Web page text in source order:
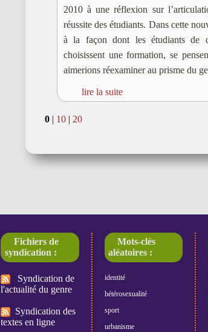
2010 à une réflexion sur
réussite des étudiants. Dans cette
à la façon dont les étudiants de
choisissent une formation, se
aimerions réexaminer au prisme du
lire la suite
0| 10| 20
Fichiers de
syndication :
Syndication de
l'actualité du genre
Syndication des
textes en ligne
Mots-clés
aléatoires :
identité
hétérosexualité
sport
urbanisme